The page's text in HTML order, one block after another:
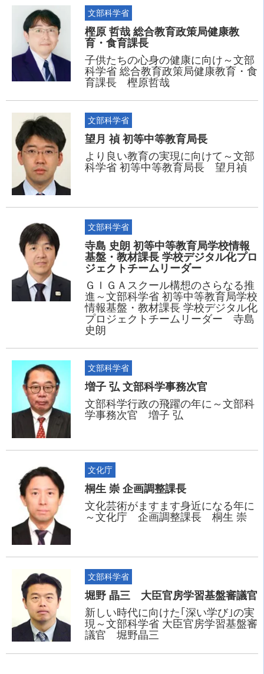
文部科学省
樫原 哲哉 総合教育政策局健康教
育・食育課長
子供たちの心身の健康に向け～文部
科学省 総合教育政策局健康教育・食
育課長 樫原哲哉
文部科学省
望月 禎 初等中等教育局長
より良い教育の実現に向けて～文部
科学省 初等中等教育局長 望月禎
文部科学省
寺島 史朗 初等中等教育局学校情報
基盤・教材課長 学校デジタル化プロ
ジェクトチームリーダー
ＧＩＧＡスクール構想のさらなる推
進～文部科学省 初等中等教育局学校
情報基盤・教材課長 学校デジタル化
プロジェクトチームリーダー 寺島
史朗
文部科学省
増子 弘 文部科学事務次官
文部科学行政の飛躍の年に～文部科
学事務次官 増子 弘
文化庁
桐生 崇 企画調整課長
文化芸術がますます身近になる年に
～文化庁 企画調整課長 桐生 崇
文部科学省
堀野 晶三 大臣官房学習基盤審議官
新しい時代に向けた｢深い学び｣の実
現～文部科学省 大臣官房学習基盤審
議官 堀野晶三